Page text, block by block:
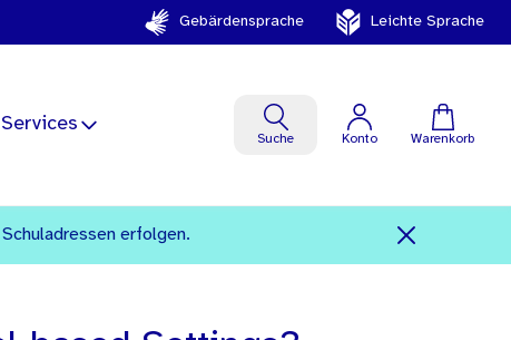
Gebärdensprache Leichte Sprache
Services
Suche Konto Warenkorb
erfolgen.